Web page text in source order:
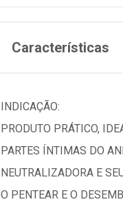
Características
INDICAÇÃO:
PRODUTO PRÁTICO,
PARTES ÍNTIMAS DO
NEUTRALIZADORA E
O PENTEAR E O